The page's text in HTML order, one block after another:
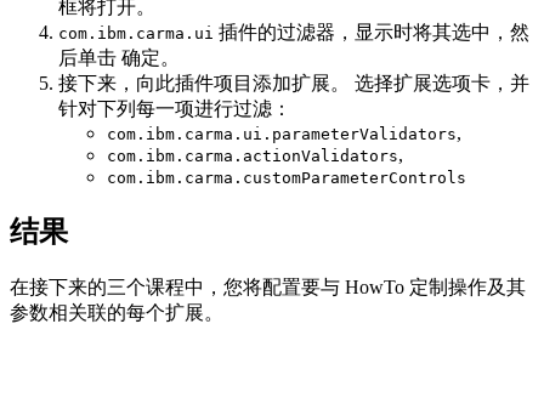
框将打开。
com.ibm.carma.ui 插件的过滤器，显示时将其选中，然
后单击 确定。
接下来，向此插件项目添加扩展。 选择扩展选项卡，并
针对下列每一项进行过滤：
com.ibm.carma.ui.parameterValidators,
com.ibm.carma.actionValidators,
com.ibm.carma.customParameterControls
结果
在接下来的三个课程中，您将配置要与 HowTo 定制操作及其
参数相关联的每个扩展。